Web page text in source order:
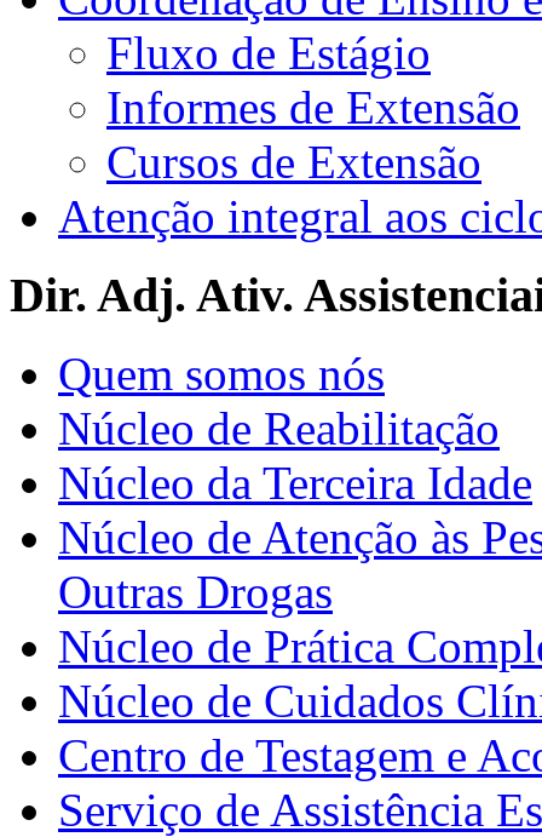
Fluxo de Estágio
Informes de Extensão
Cursos de Extensão
Atenção integral aos
Dir. Adj. Ativ.
Quem somos nós
Núcleo de Reabilitação
Núcleo da Terceira Idade
Núcleo de Atenção às
Outras Drogas
Núcleo de Prática
Núcleo de Cuidados
Centro de Testagem e
Serviço de Assistência